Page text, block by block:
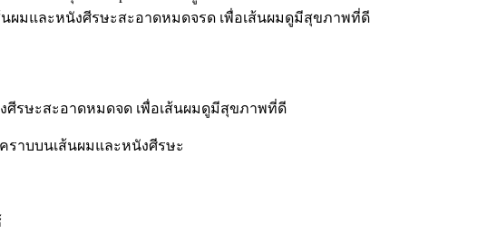
ผมและหนังศีรษะสะอาดหมดจรด เพื่อเส้นผมดูมีสุขภาพที่ดี
รษะสะอาดหมดจด เพื่อเส้นผมดูมีสุขภาพที่ดี
ราบบนเส้นผมและหนังศีรษะ